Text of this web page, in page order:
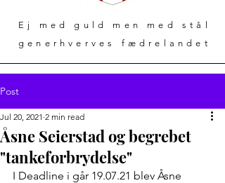
Ej med guld men med stål
generhverves fædrelandet
Post
Åsne Seierstad og begrebet
"tankeforbrydelse"
Jul 20, 2021 2 min read
I Deadline i går 19.07.21 blev Åsne